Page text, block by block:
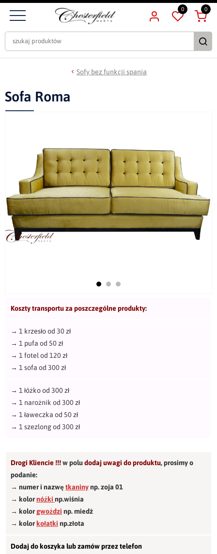
0 0
Sofy bez funkcji spania
Sofa Roma
Koszty transportu za poszczególne produkty:
→ 1 krzesło od 30 zł
→ 1 pufa od 50 zł
→ 1 fotel od 120 zł
→ 1 sofa od 300 zł
→ 1 łóżko od 300 zł
→ 1 narożnik od 300 zł
→ 1 ławeczka od 50 zł
→ 1 szezlong od 300 zł
Drogi Kliencie !!!w poludodaj uwagi do produktu,prosimy o
podanie:
→ numer i nazwętkaninynp. zoja 01
→ kolornóżki np.wiśnia
→ kolorgwożdzi np. miedź
→ kolorkołatki np.złota
Dodaj do koszyka lub zamów przez telefon